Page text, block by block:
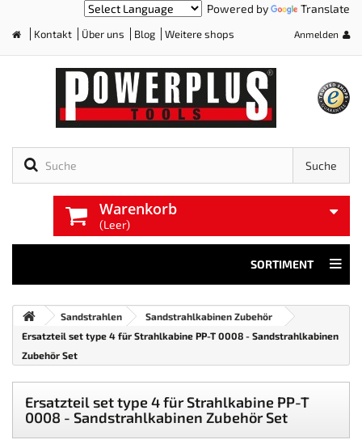
Powered by Translate
Kontakt Über uns Blog Weitere shops Anmelden
Suche
Warenkorb
(Leer)
SORTIMENT
Sandstrahlen
Sandstrahlkabinen Zubehör
Ersatzteil set type 4 für Strahlkabine PP-T 0008 - Sandstrahlkabinen
Zubehör Set
Ersatzteil set type 4 für Strahlkabine PP-T
0008 - Sandstrahlkabinen Zubehör Set